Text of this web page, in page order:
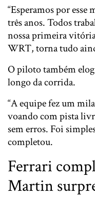
“Esperamos por
três anos. Todos
nossa primeira
WRT, torna tudo
O piloto também
longo da corrida.
“A equipe fez um
voando com pista
sem erros. Foi
completou.
Ferrari
Martin